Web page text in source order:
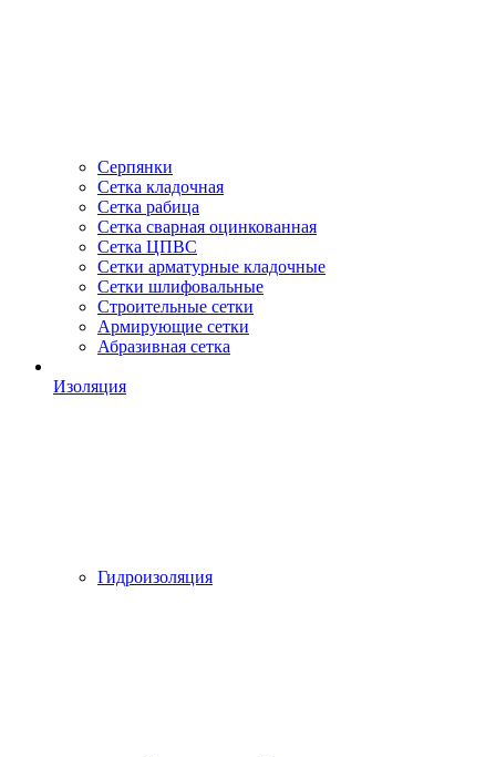
Серпянки
Сетка кладочная
Сетка рабица
Сетка сварная оцинкованная
Сетка ЦПВС
Сетки арматурные кладочные
Сетки шлифовальные
Строительные сетки
Армирующие сетки
Абразивная сетка
Изоляция
Гидроизоляция